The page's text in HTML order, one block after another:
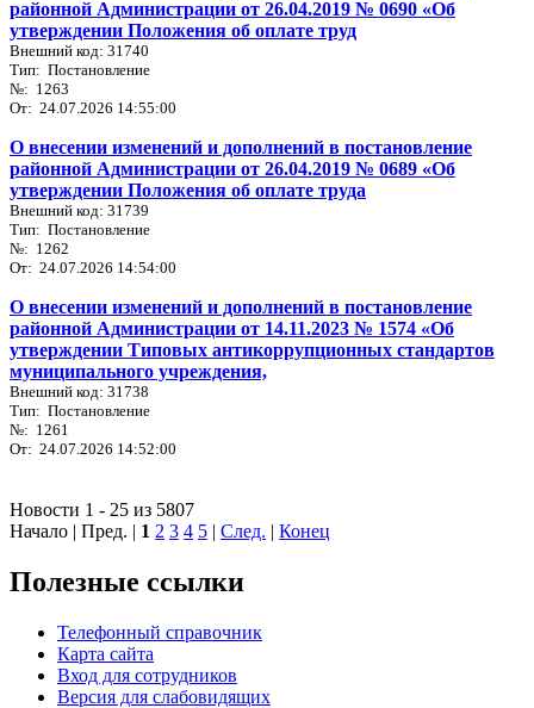
районной Администрации от 26.04.2019 № 0690 «Об
утверждении Положения об оплате труд
Внешний код: 31740
Тип: Постановление
№: 1263
От: 24.07.2026 14:55:00
О внесении изменений и дополнений в постановление
районной Администрации от 26.04.2019 № 0689 «Об
утверждении Положения об оплате труда
Внешний код: 31739
Тип: Постановление
№: 1262
От: 24.07.2026 14:54:00
О внесении изменений и дополнений в постановление
районной Администрации от 14.11.2023 № 1574 «Об
утверждении Типовых антикоррупционных стандартов
муниципального учреждения,
Внешний код: 31738
Тип: Постановление
№: 1261
От: 24.07.2026 14:52:00
Новости 1 - 25 из 5807
Начало | Пред. | 1 2 3 4 5 | След. | Конец
Полезные ссылки
Телефонный справочник
Карта сайта
Вход для сотрудников
Версия для слабовидящих